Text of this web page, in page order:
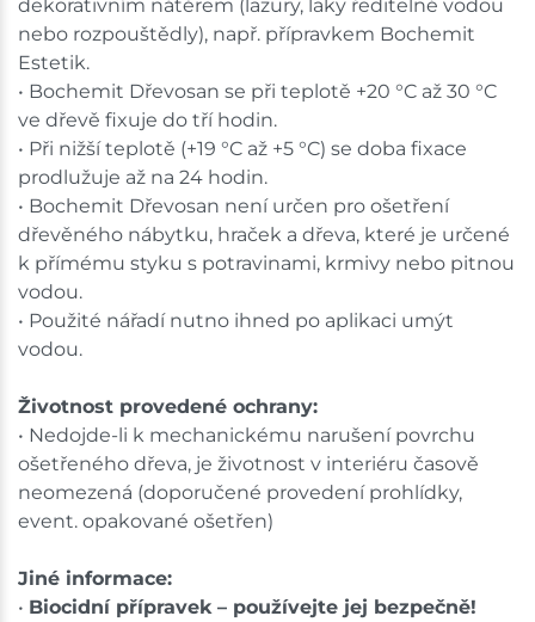
dekorativním nátěrem (lazury, laky ředitelné vodou
nebo rozpouštědly), např. přípravkem Bochemit
Estetik.
• Bochemit Dřevosan se při teplotě +20 °C až 30 °C
ve dřevě fixuje do tří hodin.
• Při nižší teplotě (+19 °C až +5 °C) se doba fixace
prodlužuje až na 24 hodin.
• Bochemit Dřevosan není určen pro ošetření
dřevěného nábytku, hraček a dřeva, které je určené
k přímému styku s potravinami, krmivy nebo pitnou
vodou.
• Použité nářadí nutno ihned po aplikaci umýt
vodou.
Životnost provedené ochrany:
• Nedojde-li k mechanickému narušení povrchu
ošetřeného dřeva, je životnost v interiéru časově
neomezená (doporučené provedení prohlídky,
event. opakované ošetřen)
Jiné informace:
• Biocidní přípravek – používejte jej bezpečně!